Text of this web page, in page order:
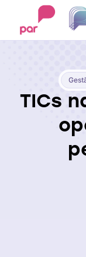
Propostas
Catálogo de
Blog
Contato
TICs